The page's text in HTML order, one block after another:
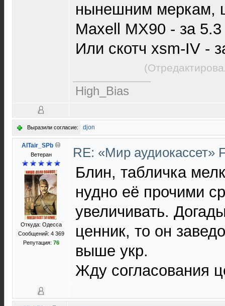
нынешним меркам,
Maxell MX90 - за 5.3
Или скотч xsm-IV -
High_Bias
Выразили согласие: djon
AlTair_SPb
Ветеран
Откуда: Одесса
Сообщений: 4 369
Репутация: 76
RE: «Мир аудиокассет»
Блин, табличка
нудно её прочими
увеличивать.
ценник, то он
выше укр.
Жду согласования